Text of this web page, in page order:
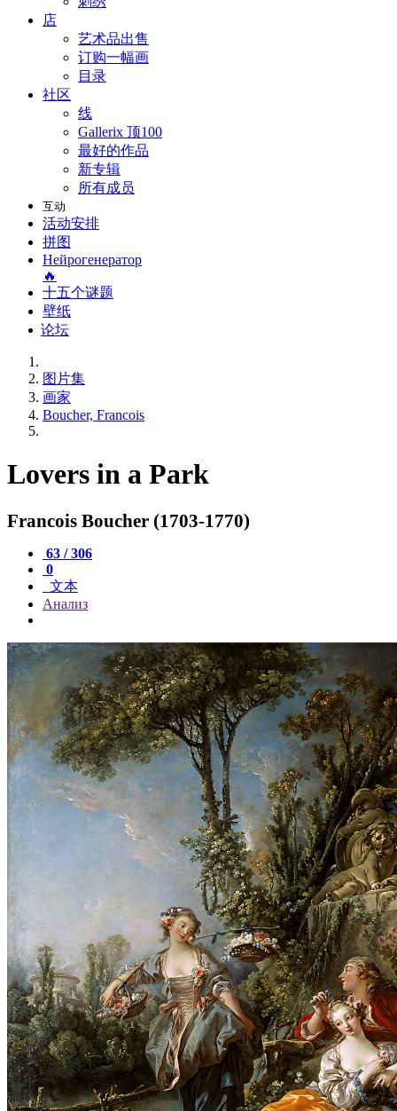
店
艺术品出售
订购一幅画
目录
社区
线
Gallerix 顶100
最好的作品
新专辑
所有成员
互动
活动安排
拼图
Нейрогенератор
🔥
十五个谜题
壁纸
论坛
图片集
画家
Boucher, Francois
Lovers in a Park
Francois Boucher (1703-1770)
63 / 306
0
文本
Анализ